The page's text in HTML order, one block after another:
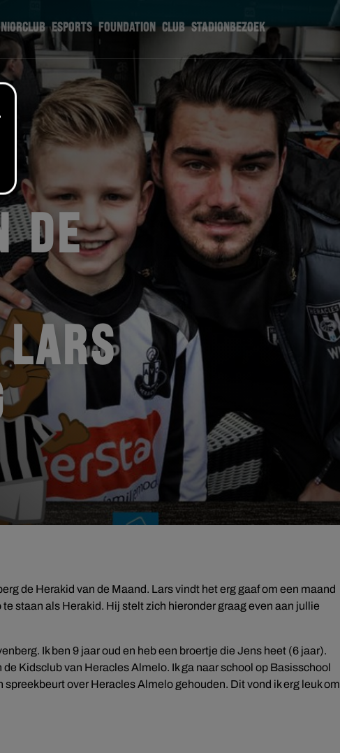
ESPORTS FOUNDATION CLUB STADIONBEZOEK
DE
de Herakid van de Maand. Lars vindt het erg gaaf om een maand
staan als Herakid. Hij stelt zich hieronder graag even aan jullie
Ik ben 9 jaar oud en heb een broertje die Jens heet (6 jaar).
Kidsclub van Heracles Almelo. Ik ga naar school op Basisschool
over Heracles Almelo gehouden. Dit vond ik erg leuk om